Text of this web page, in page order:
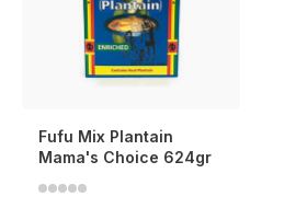
Fufu Mix Plantain
Mama's Choice 624gr